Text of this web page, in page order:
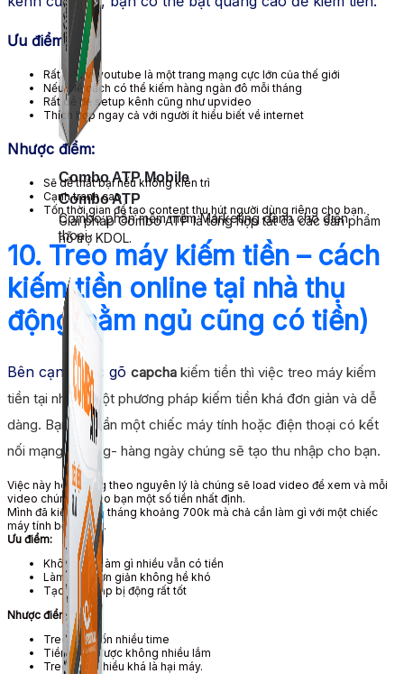
Combo ATP
Giải pháp Combo ATP là tổng hợp tất cả các sản phẩm
hỗ trợ KDOL.
Combo ATP Mobile
Combo phần mềm mềm Marketing dành cho điện
thoại.
Ưu điểm:
Rất bền vì youtube là một trang mạng cực lớn của thế giới
Nếu biế cách có thể kiếm hàng ngàn đô mỗi tháng
Rất dễ để setup kênh cũng như upvideo
Thích hợp ngay cả với người ít hiểu biết về internet
Nhược điểm:
Sẽ dễ thất bại nếu không kiên trì
Cạnh tranh cao
Tốn thời gian để tạo content thu hút người dùng riêng cho bạn.
10. Treo máy kiếm tiền – cách
kiếm tiền online tại nhà thụ
động(nằm ngủ cũng có tiền)
Bên cạnh việc gõ capcha kiếm tiền thì việc treo máy kiếm
tiền tại nhà là một phương pháp kiếm tiền khá đơn giản và dễ
dàng. Bạn chỉ cần một chiếc máy tính hoặc điện thoại có kết
nối mạng là xong- hàng ngày chúng sẽ tạo thu nhập cho bạn.
Việc này hoạt động theo nguyên lý là chúng sẽ load video để xem và mỗi
video chúng sẽ cho bạn một số tiền nhất định.
Mình đã kiếm hàng tháng khoảng 700k mà chả cần làm gì với một chiếc
máy tính bỏ không.
Ưu điểm:
Không cần làm gì nhiều vẫn có tiền
Làm việc đơn giản không hề khó
Tạo thu nhập bị động rất tốt
Nhược điểm:
Treo máy tốn nhiều time
Tiền kiếm được không nhiều lắm
Treo máy nhiều khá là hại máy.